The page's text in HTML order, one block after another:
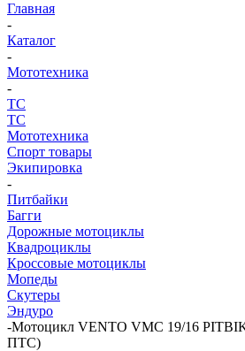
Главная
-
Каталог
-
Мототехника
-
ТС
ТС
Мототехника
Спорт товары
Экипировка
-
Питбайки
Багги
Дорожные мотоциклы
Квадроциклы
Кроссовые мотоциклы
Мопеды
Скутеры
Эндуро
-Мотоцикл VENTO VMC 19/16
ПТС)